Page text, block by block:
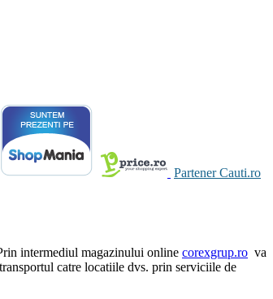
Partener Cauti.ro
intermediul magazinului online corexgrup.ro va
catre locatiile dvs. prin serviciile de